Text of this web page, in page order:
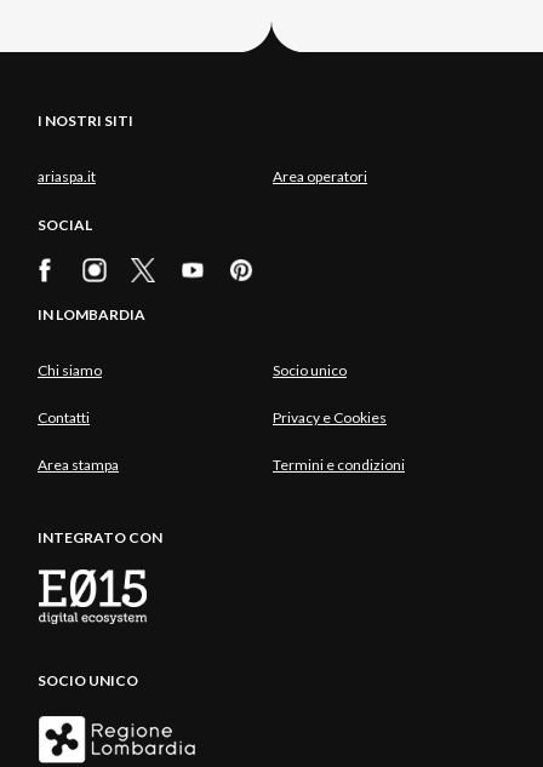
I NOSTRI SITI
ariaspa.it Area operatori
SOCIAL
IN LOMBARDIA
Chi siamo Socio unico
Contatti Privacy e Cookies
Area stampa Termini e condizioni
INTEGRATO CON
SOCIO UNICO